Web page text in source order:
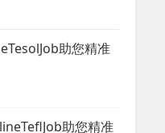
助您精准
助您精准